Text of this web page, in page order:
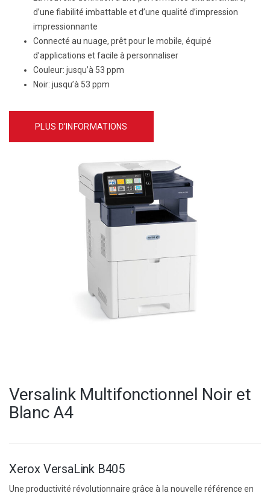
d’une fiabilité imbattable et d’une qualité d’impression
impressionnante
Connecté au nuage, prêt pour le mobile, équipé
d’applications et facile à personnaliser
Couleur: jusqu’à 53 ppm
Noir: jusqu’à 53 ppm
PLUS D'INFORMATIONS
Versalink Multifonctionnel Noir et
Blanc A4
Xerox VersaLink B405
Une productivité révolutionnaire grâce à la nouvelle référence en